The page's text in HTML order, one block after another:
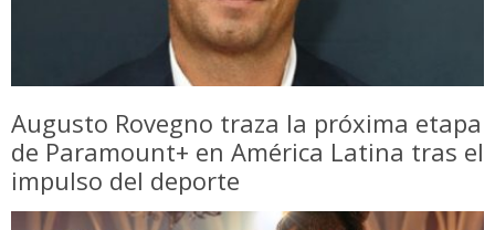
Augusto Rovegno traza la próxima etapa
de Paramount+ en América Latina tras el
impulso del deporte